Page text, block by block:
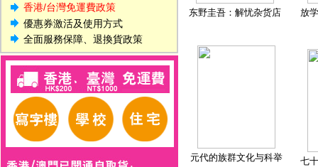
香港/台灣免運費政策
優惠券激活及使用方式
全面服務保障、退換貨政策
东野圭吾：解忧杂货店 放
元代的族群文化与科举 七